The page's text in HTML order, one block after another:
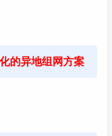
的异地组网方案